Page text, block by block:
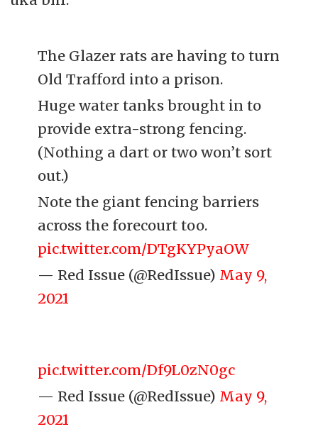
The Glazer rats are having to turn
Old Trafford into a prison.
Huge water tanks brought in to
provide extra-strong fencing.
(Nothing a dart or two won’t sort
out.)
Note the giant fencing barriers
across the forecourt too.
pic.twitter.com/DTgKYPyaOW
— Red Issue (@RedIssue) May 9,
2021
pic.twitter.com/Df9L0zN0gc
— Red Issue (@RedIssue) May 9,
2021